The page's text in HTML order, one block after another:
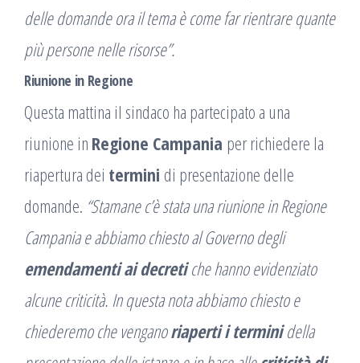
delle domande ora il tema è come far rientrare quante
più persone nelle risorse”.
Riunione in Regione
Questa mattina il sindaco ha partecipato a una
riunione in Regione Campania per richiedere la
riapertura dei termini di presentazione delle
domande. “Stamane c’è stata una riunione in Regione
Campaniae abbiamo chiesto al Governodegli
emendamenti ai decretiche hanno evidenziato
alcune criticità. In questa nota abbiamo chiesto e
chiederemo che venganoriaperti i terminidella